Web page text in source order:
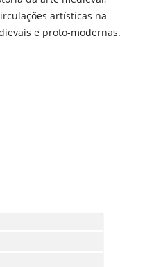
artísticas na
e proto-modernas.